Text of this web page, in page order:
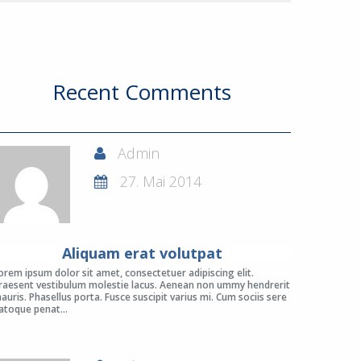
Recent Comments
Admin
27. Mai 2014
Aliquam erat volutpat
ipsum dolor sit amet, consectetuer adipiscing elit.
vestibulum molestie lacus. Aenean non ummy hendrerit
Phasellus porta. Fusce suscipit varius mi. Cum sociis sere
penat...